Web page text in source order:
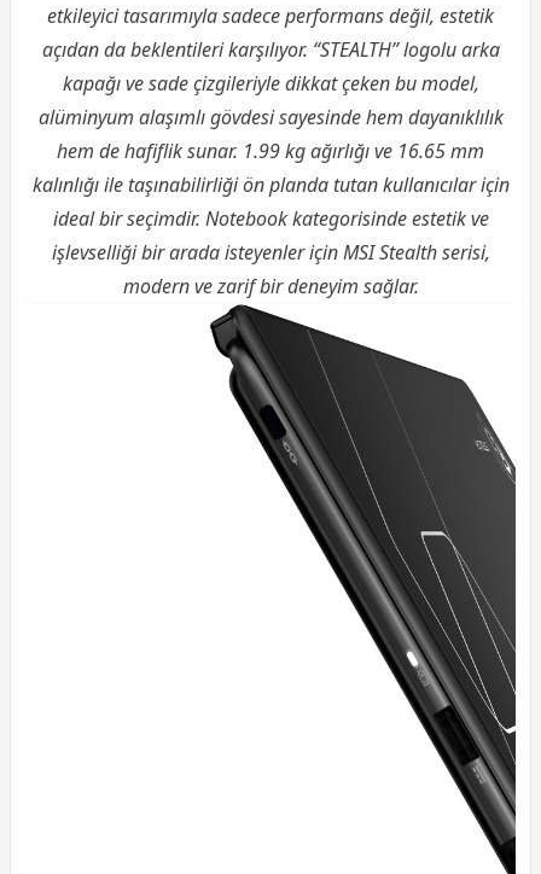
etkileyici tasarımıyla sadece performans değil, estetik
açıdan da beklentileri karşılıyor. “STEALTH” logolu arka
kapağı ve sade çizgileriyle dikkat çeken bu model,
alüminyum alaşımlı gövdesi sayesinde hem dayanıklılık
hem de hafiflik sunar. 1.99 kg ağırlığı ve 16.65 mm
kalınlığı ile taşınabilirliği ön planda tutan kullanıcılar için
ideal bir seçimdir. Notebook kategorisinde estetik ve
işlevselliği bir arada isteyenler için MSI Stealth serisi,
modern ve zarif bir deneyim sağlar.